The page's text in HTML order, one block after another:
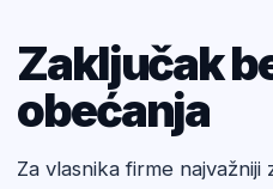
Zaključak
obećanja
Za vlasnika firme